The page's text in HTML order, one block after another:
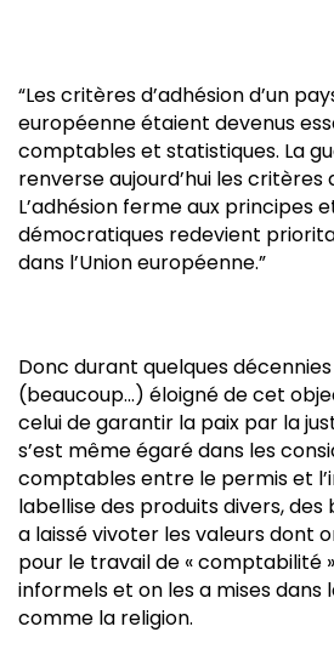
“Les critères d’adhésion d’un
européenne étaient devenus
comptables et statistiques. La
renverse aujourd’hui les critères
L’adhésion ferme aux principes
démocratiques redevient
dans l’Union européenne.”
Donc durant quelques décennies
(beaucoup…) éloigné de cet
celui de garantir la paix par la
s’est même égaré dans les
comptables entre le permis et
labellise des produits divers, des
a laissé vivoter les valeurs dont
pour le travail de « comptabilité
informels et on les a mises dans
comme la religion.